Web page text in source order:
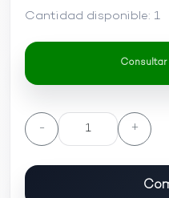
Cantidad disponible: 1
Consultar
- +